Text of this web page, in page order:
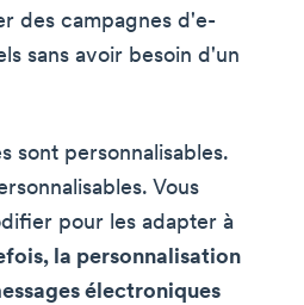
des campagnes d'e-
sans avoir besoin d'un
sont personnalisables.
Vous
pour les adapter à
la personnalisation
électroniques